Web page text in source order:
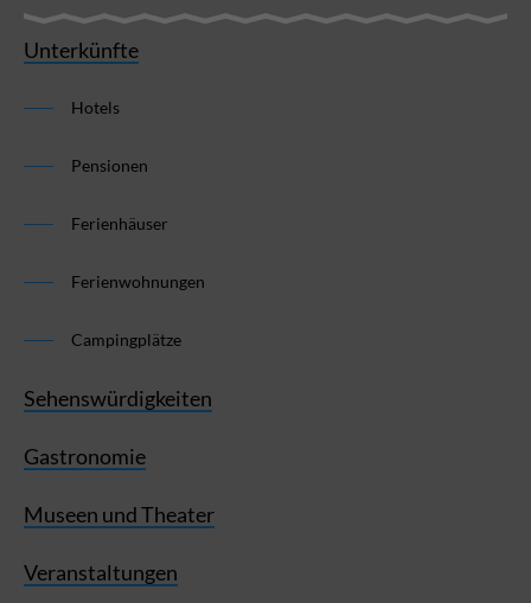
Unterkünfte
Hotels
Pensionen
Ferienhäuser
Ferienwohnungen
Campingplätze
Sehenswürdigkeiten
Gastronomie
Museen und Theater
Veranstaltungen